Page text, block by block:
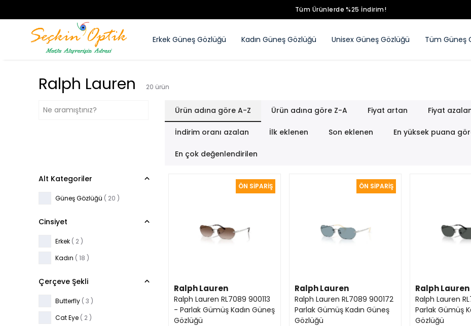
Tüm Ürünlerde %25 İndirim!
Erkek Güneş Gözlüğü Kadın Güneş Gözlüğü Unisex Güneş Gözlüğü Tüm Güneş
Ralph Lauren 20 ürün
Ürün adına göre A-Z Ürün adına göre Z-A Fiyat artan Fiyat
İndirim oranı azalan İlk eklenen Son eklenen En yüksek puana
En çok değenlendirilen
Alt Kategoriler
Güneş Gözlüğü ( 20 )
Cinsiyet
Erkek ( 2 )
Kadın ( 18 )
Çerçeve Şekli
Butterfly ( 3 )
Cat Eye ( 2 )
Ralph Lauren
Ralph Lauren RL7089 900113
- Parlak Gümüş Kadın Güneş
Gözlüğü
Ralph Lauren
Ralph Lauren RL7089 900172
Parlak Gümüş Kadın Güneş
Gözlüğü
Ralph Lauren
Ralph Lauren
Parlak Gümüş
Gözlüğü